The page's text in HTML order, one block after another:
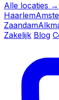
Alle locaties →
Haarlem
Zaandam
Zakelijk Blog